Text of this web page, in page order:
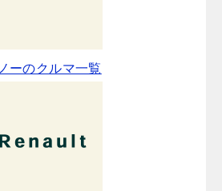
ーのクルマ一覧